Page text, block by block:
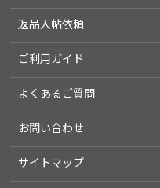
返品入帖依頼
ご利用ガイド
よくあるご質問
お問い合わせ
サイトマップ